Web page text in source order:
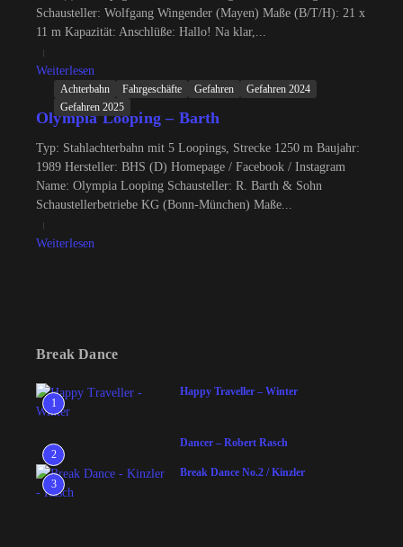
Schausteller: Wolfgang Wingender (Mayen) Maße (B/T/H): 21 x
11 m Kapazität: Anschlüße: Hallo! Na klar,...
Weiterlesen
Achterbahn Fahrgeschäfte Gefahren
Gefahren 2024
Gefahren 2025
Olympia Looping – Barth
Typ: Stahlachterbahn mit 5 Loopings, Strecke 1250 m Baujahr:
1989 Hersteller: BHS (D) Homepage / Facebook / Instagram
Name: Olympia Looping Schausteller: R. Barth & Sohn
Schaustellerbetriebe KG (Bonn-München) Maße...
Weiterlesen
Break Dance
1
Happy Traveller – Winter
2
Dancer – Robert Rasch
3
Break Dance No.2 / Kinzler